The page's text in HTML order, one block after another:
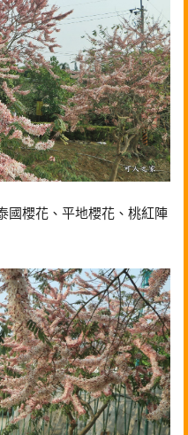
國櫻花、平地櫻花、桃紅陣